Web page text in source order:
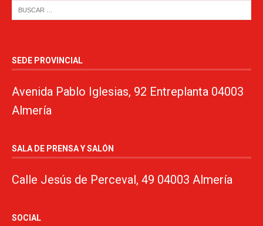
SEDE PROVINCIAL
Avenida Pablo Iglesias, 92 Entreplanta 04003
Almería
SALA DE PRENSA Y SALÓN
Calle Jesús de Perceval, 49 04003 Almería
SOCIAL